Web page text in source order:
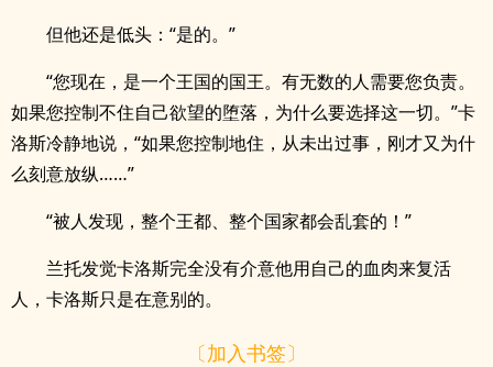
但他还是低头：“是的。”
“您现在，是一个王国的国王。有无数的人需要您负责。
如果您控制不住自己欲望的堕落，为什么要选择这一切。”卡
洛斯冷静地说，“如果您控制地住，从未出过事，刚才又为什
么刻意放纵……”
“被人发现，整个王都、整个国家都会乱套的！”
兰托发觉卡洛斯完全没有介意他用自己的血肉来复活
人，卡洛斯只是在意别的。
〔加入书签〕